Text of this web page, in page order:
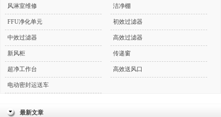
风淋室维修 洁净棚
FFU净化单元 初效过滤器
中效过滤器 高效过滤器
新风柜 传递窗
超净工作台 高效送风口
电动密封运送车
最新文章